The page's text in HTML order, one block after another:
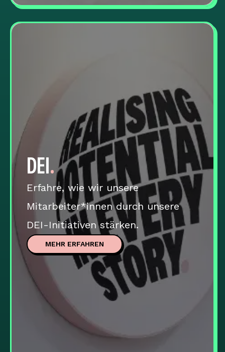
DEI.
Erfahre, wie wir unsere
Mitarbeiter*innen durch unsere
DEI-Initiativen stärken.
MEHR ERFAHREN